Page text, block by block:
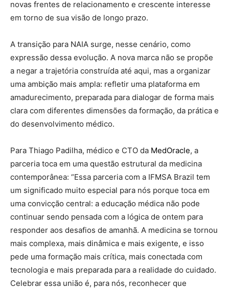
novas frentes de relacionamento e crescente interesse
em torno de sua visão de longo prazo.
A transição para NAIA surge, nesse cenário, como
expressão dessa evolução. A nova marca não se propõe
a negar a trajetória construída até aqui, mas a organizar
uma ambição mais ampla: refletir uma plataforma em
amadurecimento, preparada para dialogar de forma mais
clara com diferentes dimensões da formação, da prática e
do desenvolvimento médico.
Para Thiago Padilha, médico e CTO da MedOracle, a
parceria toca em uma questão estrutural da medicina
contemporânea: “Essa parceria com a IFMSA Brazil tem
um significado muito especial para nós porque toca em
uma convicção central: a educação médica não pode
continuar sendo pensada com a lógica de ontem para
responder aos desafios de amanhã. A medicina se tornou
mais complexa, mais dinâmica e mais exigente, e isso
pede uma formação mais crítica, mais conectada com
tecnologia e mais preparada para a realidade do cuidado.
Celebrar essa união é, para nós, reconhecer que